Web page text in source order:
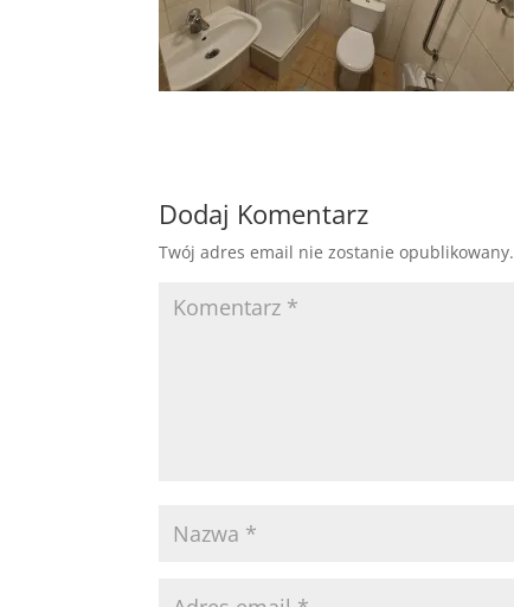
Dodaj Komentarz
Twój adres email nie zostanie opublikowany.